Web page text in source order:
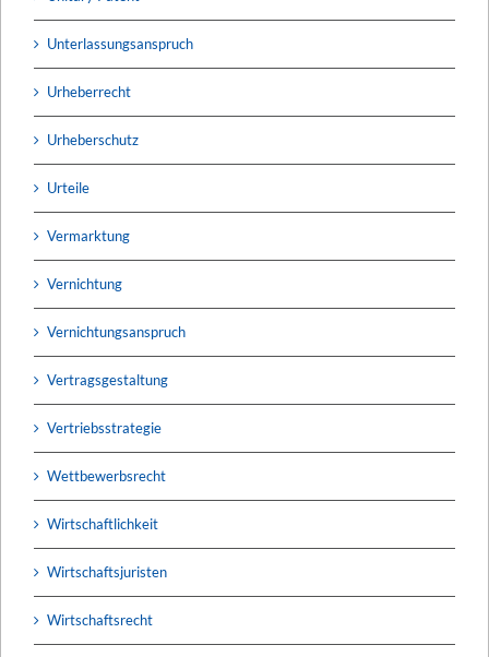
Unterlassungsanspruch
Urheberrecht
Urheberschutz
Urteile
Vermarktung
Vernichtung
Vernichtungsanspruch
Vertragsgestaltung
Vertriebsstrategie
Wettbewerbsrecht
Wirtschaftlichkeit
Wirtschaftsjuristen
Wirtschaftsrecht